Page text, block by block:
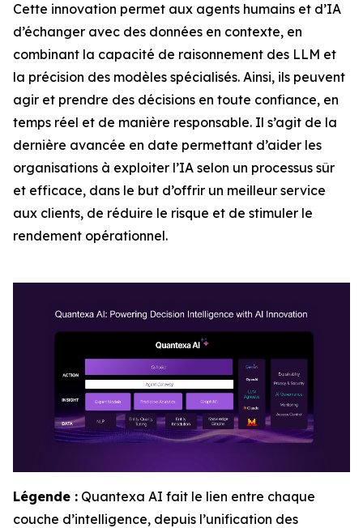
Cette innovation permet aux agents humains et d’IA
d’échanger avec des données en contexte, en
combinant la capacité de raisonnement des LLM et
la précision des modèles spécialisés. Ainsi, ils peuvent
agir et prendre des décisions en toute confiance, en
temps réel et de manière responsable. Il s’agit de la
dernière avancée en date permettant d’aider les
organisations à exploiter l’IA selon un processus sûr
et efficace, dans le but d’offrir un meilleur service
aux clients, de réduire le risque et de stimuler le
rendement opérationnel.
Légende : Quantexa AI fait le lien entre chaque
couche d’intelligence, depuis l’unification des